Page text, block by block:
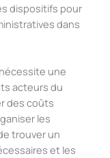
dispositifs pour
dans
une
acteurs du
des coûts
les
trouver un
et les